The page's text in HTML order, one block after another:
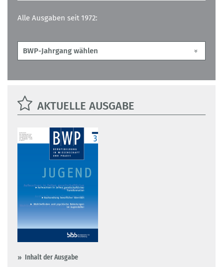
Alle Ausgaben seit 1972:
AKTUELLE AUSGABE
Inhalt der Ausgabe